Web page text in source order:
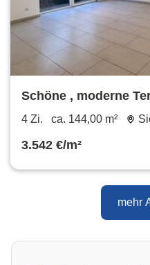
Schöne , moderne
4 Zi. ca. 144,00 m²
3.542 €/m²
mehr